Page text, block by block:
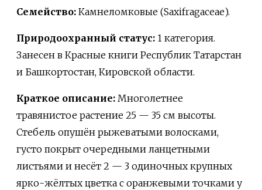
Семейство: Камнеломковые (Saxifragaceae).
Природоохранный статус: 1 категория.
Занесен в Красные книги Республик Татарстан
и Башкортостан, Кировской области.
Краткое описание: Многолетнее
травянистое растение 25 — 35 см высоты.
Стебель опушён рыжеватыми волосками,
густо покрыт очередными ланцетными
листьями и несёт 2 — 3 одиночных крупных
ярко-жёлтых цветка с оранжевыми точками у